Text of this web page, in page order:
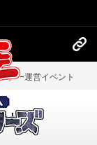
ター運営イベント
ト